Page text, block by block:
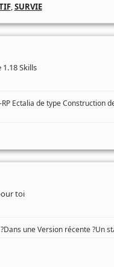
,SURVIE
Skills
Ectalia de type Construction
toi
une Version récente ?Un